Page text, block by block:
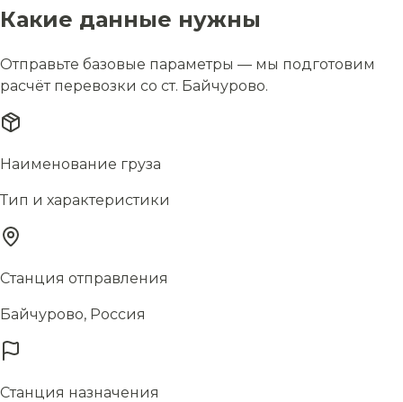
Какие данные нужны
Отправьте базовые параметры — мы подготовим
расчёт перевозки со ст. Байчурово.
Наименование груза
Тип и характеристики
Станция отправления
Байчурово, Россия
Станция назначения